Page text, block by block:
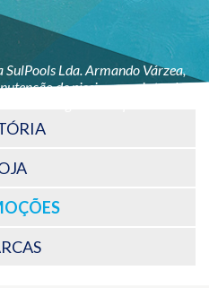
Lda. Armando Várzea,
de piscinas, mais tarde